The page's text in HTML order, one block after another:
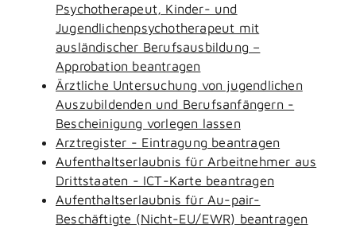
Psychotherapeut, Kinder- und
Jugendlichenpsychotherapeut mit
ausländischer Berufsausbildung –
Approbation beantragen
Ärztliche Untersuchung von jugendlichen
Auszubildenden und Berufsanfängern -
Bescheinigung vorlegen lassen
Arztregister - Eintragung beantragen
Aufenthaltserlaubnis für Arbeitnehmer aus
Drittstaaten - ICT-Karte beantragen
Aufenthaltserlaubnis für Au-pair-
Beschäftigte (Nicht-EU/EWR) beantragen